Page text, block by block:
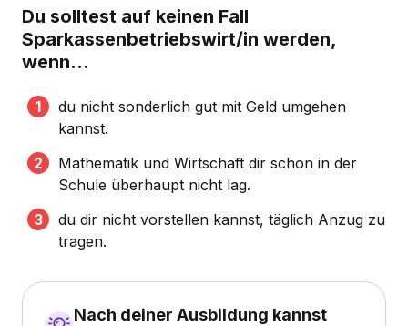
Du solltest auf keinen Fall
Sparkassenbetriebswirt/in werden,
wenn...
du nicht sonderlich gut mit Geld umgehen
kannst.
Mathematik und Wirtschaft dir schon in der
Schule überhaupt nicht lag.
du dir nicht vorstellen kannst, täglich Anzug zu
tragen.
Nach deiner Ausbildung kannst